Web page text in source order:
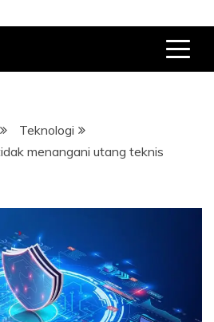
Teknologi
menangani utang teknis